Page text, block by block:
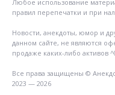
Любое использование
правил перепечатки и при
Новости, анекдоты, юмор и
данном сайте, не являются
продаже каких-либо активов
Все права защищены ©
2023 — 2026